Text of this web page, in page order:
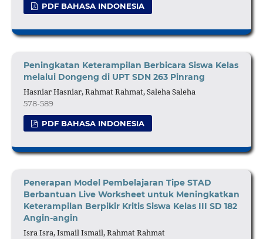
PDF BAHASA INDONESIA
Peningkatan Keterampilan Berbicara Siswa Kelas
melalui Dongeng di UPT SDN 263 Pinrang
Hasniar Hasniar, Rahmat Rahmat, Saleha Saleha
578-589
PDF BAHASA INDONESIA
Penerapan Model Pembelajaran Tipe STAD
Berbantuan Live Worksheet untuk Meningkatkan
Keterampilan Berpikir Kritis Siswa Kelas III SD 182
Angin-angin
Isra Isra, Ismail Ismail, Rahmat Rahmat